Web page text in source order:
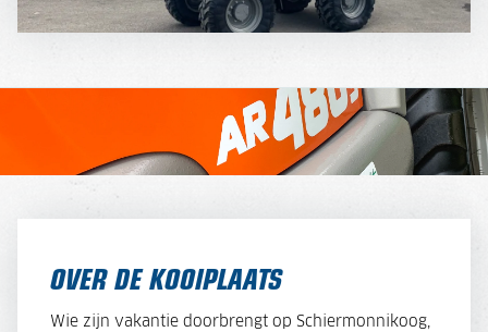
OVER DE KOOIPLAATS
Wie zijn vakantie doorbrengt op Schiermonnikoog,